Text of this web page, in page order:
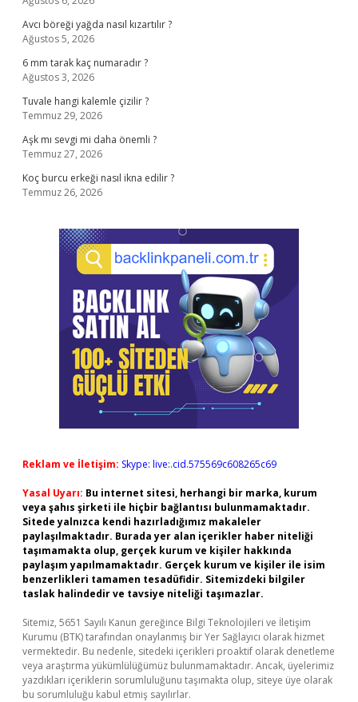
Avcı böreği yağda nasıl kızartılır ?
Ağustos 5, 2026
6 mm tarak kaç numaradır ?
Ağustos 3, 2026
Tuvale hangi kalemle çizilir ?
Temmuz 29, 2026
Aşk mı sevgi mi daha önemli ?
Temmuz 27, 2026
Koç burcu erkeği nasıl ikna edilir ?
Temmuz 26, 2026
Reklam ve İletişim: Skype: live:.cid.575569c608265c69
Yasal Uyarı: Bu internet sitesi, herhangi bir marka, kurum
veya şahıs şirketi ile hiçbir bağlantısı bulunmamaktadır.
Sitede yalnızca kendi hazırladığımız makaleler
paylaşılmaktadır. Burada yer alan içerikler haber niteliği
taşımamakta olup, gerçek kurum ve kişiler hakkında
paylaşım yapılmamaktadır. Gerçek kurum ve kişiler ile isim
benzerlikleri tamamen tesadüfidir. Sitemizdeki bilgiler
taslak halindedir ve tavsiye niteliği taşımazlar.
Sitemiz, 5651 Sayılı Kanun gereğince Bilgi Teknolojileri ve İletişim
Kurumu (BTK) tarafından onaylanmış bir Yer Sağlayıcı olarak hizmet
vermektedir. Bu nedenle, sitedeki içerikleri proaktif olarak denetleme
veya araştırma yükümlülüğümüz bulunmamaktadır. Ancak, üyelerimiz
yazdıkları içeriklerin sorumluluğunu taşımakta olup, siteye üye olarak
bu sorumluluğu kabul etmiş sayılırlar.